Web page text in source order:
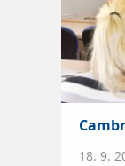
18. 9.